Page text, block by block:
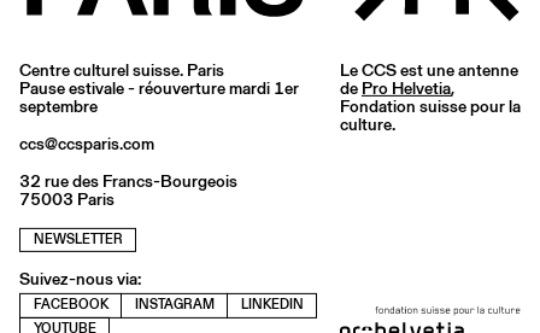
Centre culturel suisse. Paris
Pause estivale - réouverture mardi 1er
septembre
ccs@ccsparis.com
32 rue des Francs-Bourgeois
75003 Paris
NEWSLETTER
Suivez-nous via:
FACEBOOK INSTAGRAM
LINKEDIN
YOUTUBE
Le CCS est une antenne
de Pro Helvetia,
Fondation suisse pour la
culture.